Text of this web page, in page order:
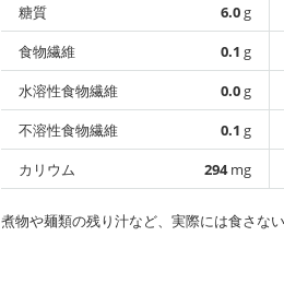
糖質
6.0g
食物繊維
0.1 g
水溶性食物繊維
0.0g
不溶性食物繊維
0.1 g
カリウム
294mg
煮物や麺類の残り汁など、実際には食さな